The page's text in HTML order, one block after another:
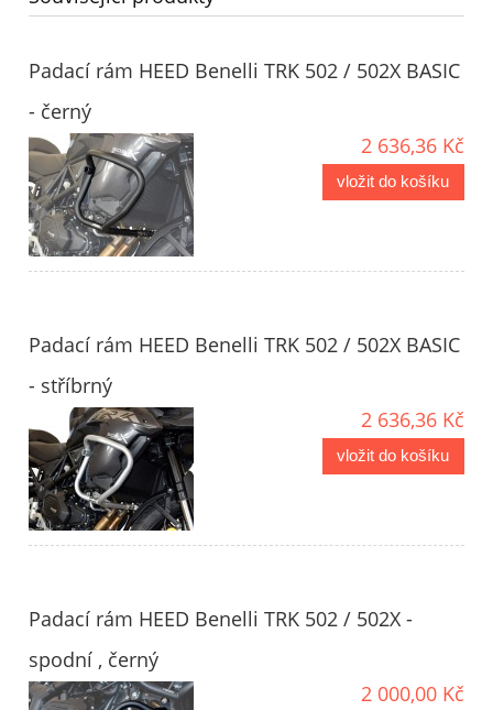
Padací rám HEED Benelli TRK 502 / 502X BASIC
- černý
2 636,36 Kč
vložit do košíku
Padací rám HEED Benelli TRK 502 / 502X BASIC
- stříbrný
2 636,36 Kč
vložit do košíku
Padací rám HEED Benelli TRK 502 / 502X -
spodní , černý
2 000,00 Kč